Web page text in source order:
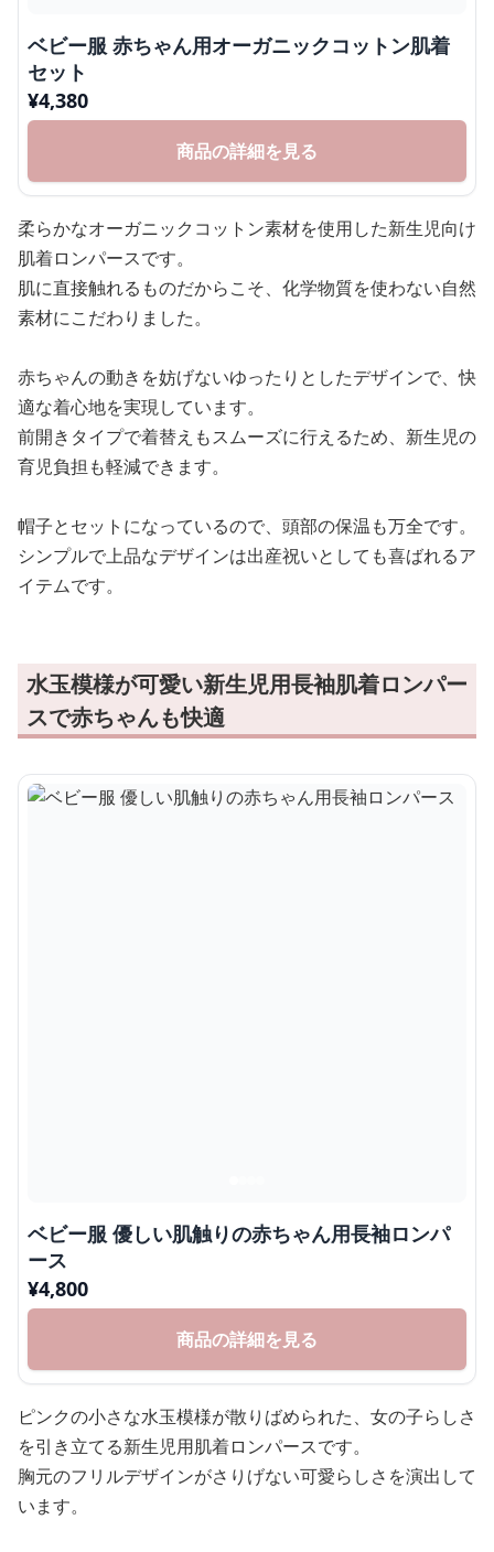
ベビー服 赤ちゃん用オーガニックコットン肌着
セット
¥4,380
商品の詳細を見る
柔らかなオーガニックコットン素材を使用した新生児向け
肌着ロンパースです。
肌に直接触れるものだからこそ、化学物質を使わない自然
素材にこだわりました。
赤ちゃんの動きを妨げないゆったりとしたデザインで、快
適な着心地を実現しています。
前開きタイプで着替えもスムーズに行えるため、新生児の
育児負担も軽減できます。
帽子とセットになっているので、頭部の保温も万全です。
シンプルで上品なデザインは出産祝いとしても喜ばれるア
イテムです。
水玉模様が可愛い新生児用長袖肌着ロンパー
スで赤ちゃんも快適
ベビー服 優しい肌触りの赤ちゃん用長袖ロンパ
ース
¥4,800
商品の詳細を見る
ピンクの小さな水玉模様が散りばめられた、女の子らしさ
を引き立てる新生児用肌着ロンパースです。
胸元のフリルデザインがさりげない可愛らしさを演出して
います。